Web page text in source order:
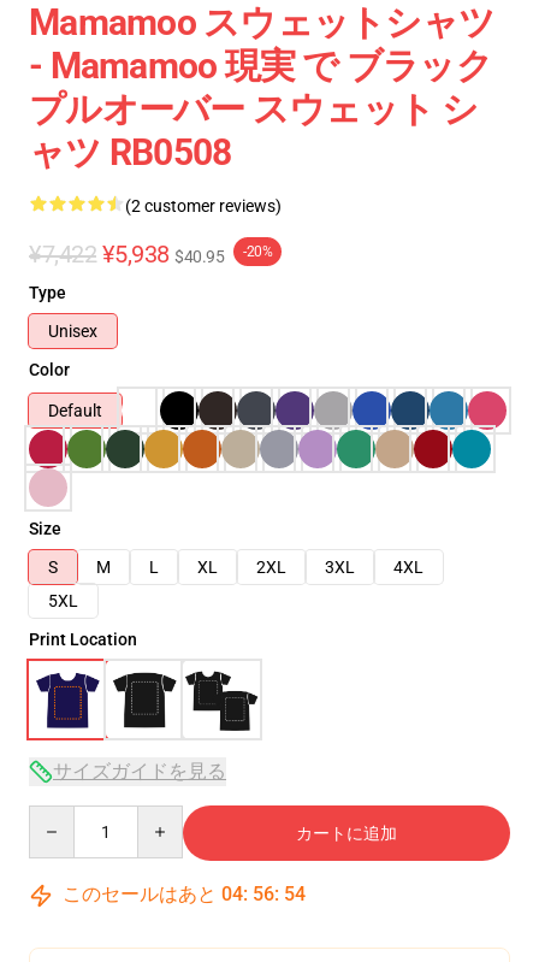
Mamamoo スウェットシャツ
- Mamamoo 現実 で ブラック
プルオーバー スウェット シ
ャツ RB0508
(2 customer reviews)
¥7,422 ¥5,938 $40.95 -20%
Type
Unisex
Color
Default
Size
S
M L XL 2XL 3XL
4XL
5XL
Print Location
サイズガイドを見る
カートに追加
このセールはあと 04: 56: 54